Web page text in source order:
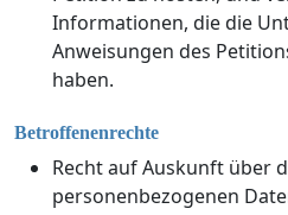
Informationen, die die
Anweisungen des
haben.
Betroffenenrechte
Recht auf Auskunft über
personenbezogenen